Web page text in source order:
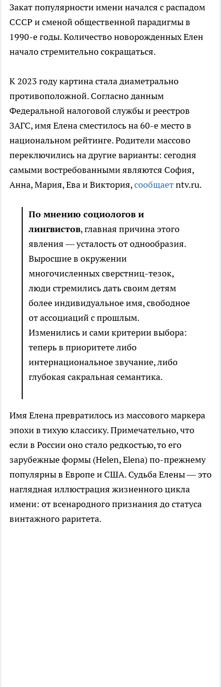
Закат популярности имени начался с распадом
СССР и сменой общественной парадигмы в
1990-е годы. Количество новорожденных Елен
начало стремительно сокращаться.
К 2023 году картина стала диаметрально
противоположной. Согласно данным
Федеральной налоговой службы и реестров
ЗАГС, имя Елена сместилось на 60-е место в
национальном рейтинге. Родители массово
переключились на другие варианты: сегодня
самыми востребованными являются София,
Анна, Мария, Ева и Виктория,сообщаетntv.ru.
По мнению социологов и
лингвистов, главная причина этого
явления — усталость от однообразия.
Выросшие в окружении
многочисленных сверстниц-тезок,
люди стремились дать своим детям
более индивидуальное имя, свободное
от ассоциаций с прошлым.
Изменились и сами критерии выбора:
теперь в приоритете либо
интернациональное звучание, либо
глубокая сакральная семантика.
Имя Елена превратилось из массового маркера
эпохи в тихую классику. Примечательно, что
если в России оно стало редкостью, то его
зарубежные формы (Helen, Elena) по-прежнему
популярны в Европе и США. Судьба Елены — это
наглядная иллюстрация жизненного цикла
имени: от всенародного признания до статуса
винтажного раритета.